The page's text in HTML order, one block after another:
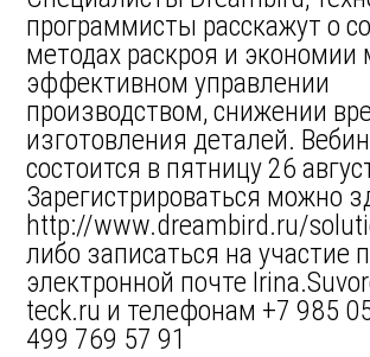
программисты расскажут о
методах раскроя и экономии
эффективном управлении
производством, снижении
изготовления деталей.
состоится в пятницу 26
Зарегистрироваться можно
http://www.dreambird.ru/
либо записаться на участие
электронной почте
teck.ru и телефонам +7 985
499 769 57 91